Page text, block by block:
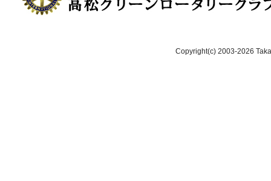
Copyright(c) 2003-2026